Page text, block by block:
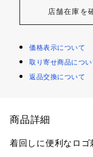
店舗在庫を
価格表示について
取り寄せ商品につい
返品交換について
商品詳細
着回しに便利なロ